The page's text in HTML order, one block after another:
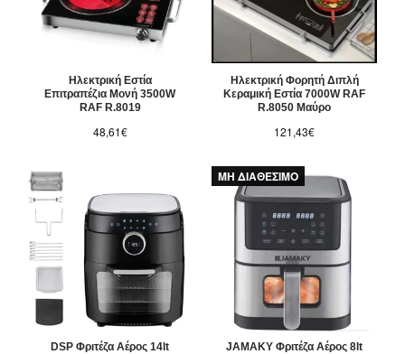
Ηλεκτρική Εστία
Επιτραπέζια Μονή 3500W
RAF R.8019
48,61€
Ηλεκτρική Φορητή Διπλή
Κεραμική Εστία 7000W RAF
R.8050 Μαύρο
121,43€
DSP Φριτέζα Αέρος 14lt
ΜΗ ΔΙΑΘΕΣΙΜΟ
JAMAKY Φριτέζα Αέρος 8lt